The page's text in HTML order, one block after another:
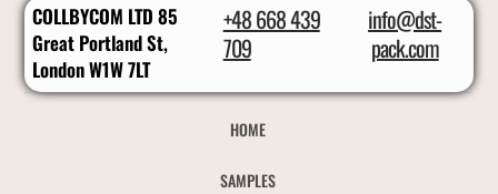
COLLBYCOM LTD 85
Great Portland St,
London W1W 7LT
+48 668 439
709
info@dst-
pack.com
HOME
SAMPLES